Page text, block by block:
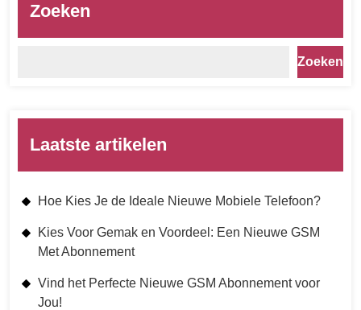
Zoeken
Zoeken
Laatste artikelen
Hoe Kies Je de Ideale Nieuwe Mobiele Telefoon?
Kies Voor Gemak en Voordeel: Een Nieuwe GSM
Met Abonnement
Vind het Perfecte Nieuwe GSM Abonnement voor
Jou!